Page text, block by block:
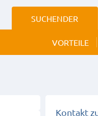
SUCHENDER
VORTEILE
Kontakt